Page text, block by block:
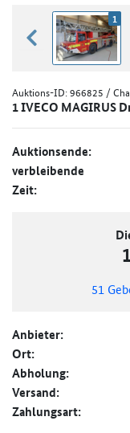
zurück blättern
1
Auktions-ID:966825 /
1 IVECO MAGIRUS
Auktionsende:
verbleibende
Zeit:
51
Anbieter:
Ort:
Abholung:
Versand:
Zahlungsart: